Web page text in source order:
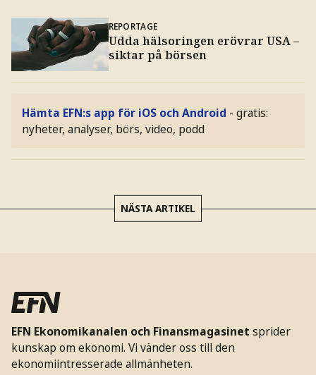
REPORTAGE
Udda hälsoringen erövrar USA –
siktar på börsen
Hämta EFN:s app för iOS och Android - gratis:
nyheter, analyser, börs, video, podd
NÄSTA ARTIKEL
EFN Ekonomikanalen och Finansmagasinet sprider
kunskap om ekonomi. Vi vänder oss till den
ekonomiintresserade allmänheten.